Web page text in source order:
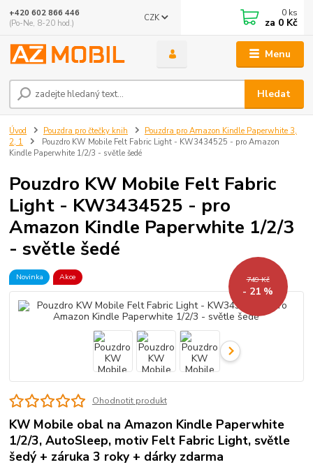
Menu
CZK
Hledat
+420 602 866 446
(Po-Ne, 8-20 hod.)
0 ks
za 0 Kč
Úvod Pouzdra pro čtečky knih
Pouzdra pro Amazon Kindle Paperwhite 3,
2, 1
Pouzdro KW Mobile Felt Fabric Light - KW3434525 - pro Amazon
Kindle Paperwhite 1/2/3 - světle šedé
Pouzdro KW Mobile Felt Fabric
Light - KW3434525 - pro
Amazon Kindle Paperwhite 1/2/3
- světle šedé
Novinka Akce 749 Kč
- 21 %
Ohodnotit produkt
KW Mobile obal na Amazon Kindle Paperwhite
1/2/3, AutoSleep, motiv Felt Fabric Light, světle
šedý + záruka 3 roky + dárky zdarma